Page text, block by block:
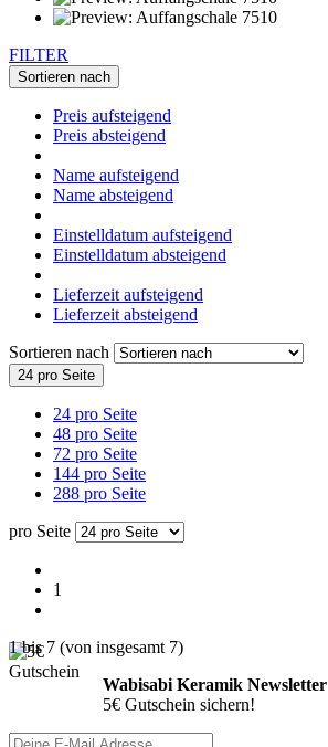
FILTER
Sortieren nach
Preis aufsteigend
Preis absteigend
Name aufsteigend
Name absteigend
Einstelldatum aufsteigend
Einstelldatum absteigend
Lieferzeit aufsteigend
Lieferzeit absteigend
Sortieren nach
24 pro Seite
24 pro Seite
48 pro Seite
72 pro Seite
144 pro Seite
288 pro Seite
pro Seite
1
1bis7 (von insgesamt 7)
Wabisabi Keramik Newsletter
5€ Gutschein sichern!